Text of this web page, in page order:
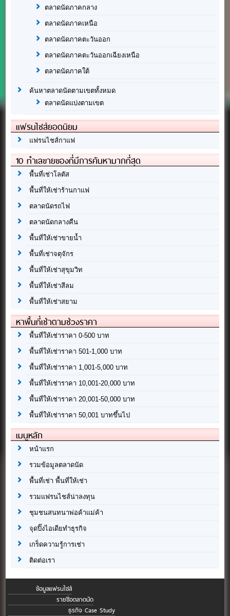
ตลาดนัดภาคกลาง
ตลาดนัดภาคเหนือ
ตลาดนัดภาคตะวันออก
ตลาดนัดภาคตะวันออกเฉียงเหนือ
ตลาดนัดภาคใต้
ค้นหาตลาดนัดตามเขตทั้งหมด
ตลาดนัดแบ่งตามเขต
แฟรนไชส์ยอดนิยม
แฟรนไชส์กาแฟ
10 ทำเลขายของที่มีการค้นหามากที่สุด
พื้นที่เช่าโลตัส
พื้นที่ให้เช่าร้านกาแฟ
ตลาดนัดรถไฟ
ตลาดนัดกลางคืน
พื้นที่ให้เช่าขายน้ำ
พื้นที่เช่าจตุจักร
พื้นที่ให้เช่าสุขุมวิท
พื้นที่ให้เช่าสีลม
พื้นที่ให้เช่าสยาม
หาพื้นที่เช่าตามช่วงราคา
พื้นที่ให้เช่าราคา 0-500 บาท
พื้นที่ให้เช่าราคา 501-1,000 บาท
พื้นที่ให้เช่าราคา 1,001-5,000 บาท
พื้นที่ให้เช่าราคา 10,001-20,000 บาท
พื้นที่ให้เช่าราคา 20,001-50,000 บาท
พื้นที่ให้เช่าราคา 50,001 บาทขึ้นไป
เมนูหลัก
หน้าแรก
รวมข้อมูลตลาดนัด
พื้นที่เช่า พื้นที่ให้เช่า
รวมแฟรนไชส์น่าลงทุน
ชุมชนสนทนาพ่อค้าแม่ค้า
จุดปิ๊งไอเดียทำธุรกิจ
เกร็ดความรู้การเช่า
ติดต่อเรา
ข้อมูลแฟรนไชส์
รายชื่อตลาดนัด
ธุรกิจ Case Study